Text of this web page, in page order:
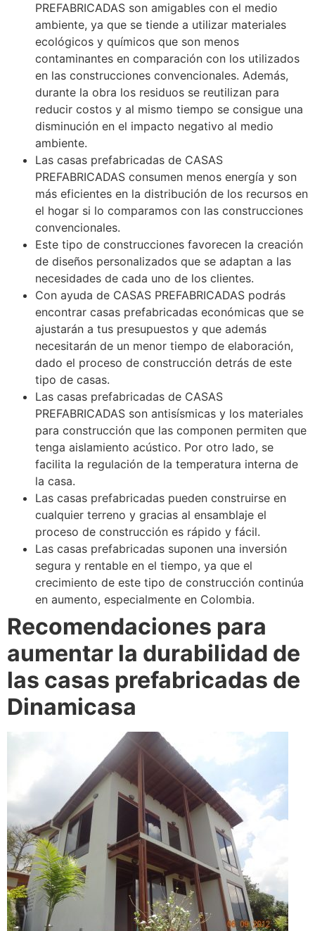
PREFABRICADAS son amigables con el medio
ambiente, ya que se tiende a utilizar materiales
ecológicos y químicos que son menos
contaminantes en comparación con los utilizados
en las construcciones convencionales. Además,
durante la obra los residuos se reutilizan para
reducir costos y al mismo tiempo se consigue una
disminución en el impacto negativo al medio
ambiente.
Las casas prefabricadas de CASAS
PREFABRICADAS consumen menos energía y son
más eficientes en la distribución de los recursos en
el hogar si lo comparamos con las construcciones
convencionales.
Este tipo de construcciones favorecen la creación
de diseños personalizados que se adaptan a las
necesidades de cada uno de los clientes.
Con ayuda de CASAS PREFABRICADAS podrás
encontrar casas prefabricadas económicas que se
ajustarán a tus presupuestos y que además
necesitarán de un menor tiempo de elaboración,
dado el proceso de construcción detrás de este
tipo de casas.
Las casas prefabricadas de CASAS
PREFABRICADAS son antisísmicas y los materiales
para construcción que las componen permiten que
tenga aislamiento acústico. Por otro lado, se
facilita la regulación de la temperatura interna de
la casa.
Las casas prefabricadas pueden construirse en
cualquier terreno y gracias al ensamblaje el
proceso de construcción es rápido y fácil.
Las casas prefabricadas suponen una inversión
segura y rentable en el tiempo, ya que el
crecimiento de este tipo de construcción continúa
en aumento, especialmente en Colombia.
Recomendaciones para
aumentar la durabilidad de
las casas prefabricadas de
Dinamicasa